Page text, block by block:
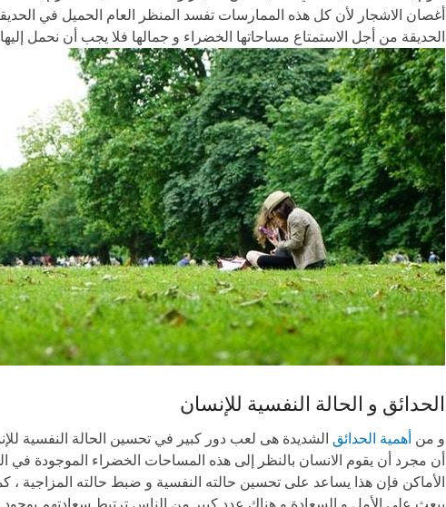
أغصان الاشجار لأن كل هذه الممارسات تفسد المنظر العام الحميل في الحديقة
الحديقة من أجل الاستمتاع مساحاتها الخضراء و جمالها فلا يجب أن نحمل
الحدائق و الحالة النفسية للإنسان
و من أهمية الحدائق الشديدة هى لعب دور كبير في تحسين الحالة النفسية
أن مجرد أن يقوم الانسان بالنظر إلى هذه المساحات الخضراء الموجودة في
الأماكن فإن هذا يساعد على تحسين حالته النفسية و ضبط حالته المزاجية ،